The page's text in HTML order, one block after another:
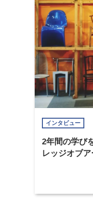
インタビュー
2年間の学び
レッジオブ